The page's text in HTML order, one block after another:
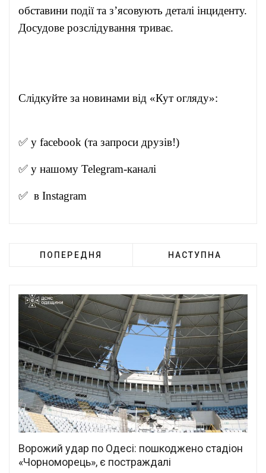
обставини події та з’ясовують деталі інциденту.
Досудове розслідування триває.
Слідкуйте за новинами від «Кут огляду»:
✅ у facebook (та запроси друзів!)
✅ у нашому Telegram-каналі
✅ в Instagram
ПОПЕРЕДНЯ НАСТУПНА
Ворожий удар по Одесі: пошкоджено стадіон
«Чорноморець», є постраждалі